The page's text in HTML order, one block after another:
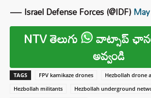
— Israel Defense Forces (@IDF)
NTV తెలుగు వాట్సాప్
అవ్వండి
TAGS FPV kamikaze drones
Hezbollah drone
Hezbollah militants
Hezbollah underground